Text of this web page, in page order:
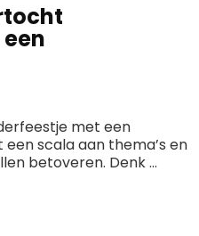
met een
scala aan thema’s en
betoveren. Denk ...